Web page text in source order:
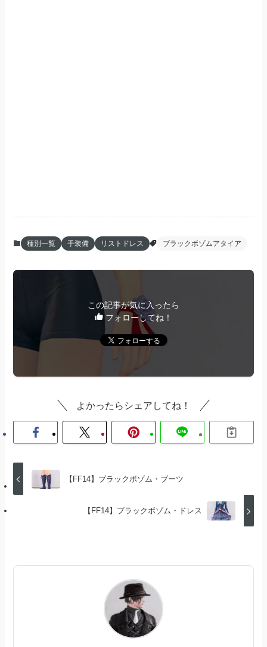
種別一覧 手装備 リストドレス ブラックボゾムアタイア
この記事が気に入ったら
フォローしてね！
よかったらシェアしてね！
【FF14】ブラックボゾム・ブーツ
【FF14】ブラックボゾム・ドレス